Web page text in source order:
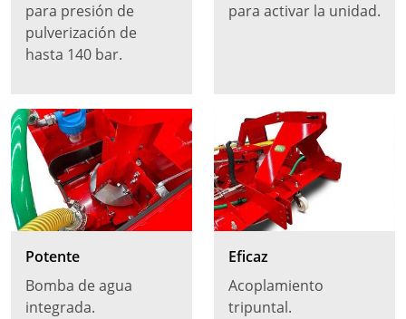
para presión de
pulverización de
hasta 140 bar.
para activar la unidad.
Potente
Bomba de agua
integrada.
Eficaz
Acoplamiento
tripuntal.